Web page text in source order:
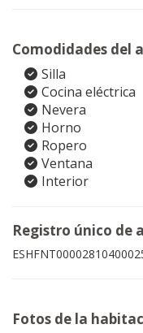
Comodidades del
Silla
Cocina eléctrica
Nevera
Horno
Ropero
Ventana
Interior
Registro único de
Fotos de la